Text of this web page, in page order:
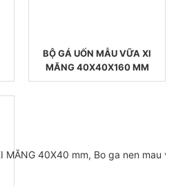
BỘ GÁ UỐN MẪU VỮA XI
MĂNG 40X40X160 MM